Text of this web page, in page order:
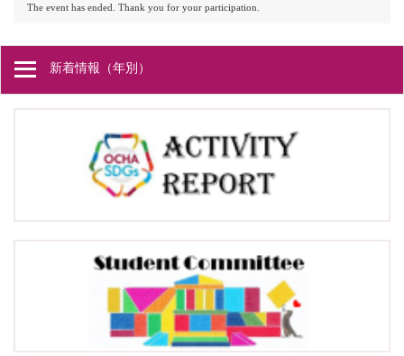
The event has ended. Thank you for your participation.
新着情報（年別）